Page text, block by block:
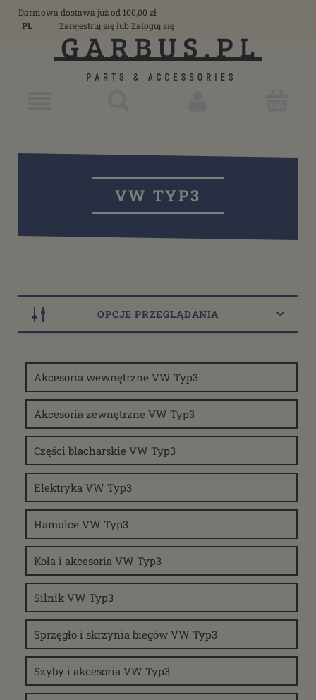
Darmowa dostawa już od 100,00 zł
PL
Zarejestruj sięlub Zaloguj się
VW TYP3
OPCJE PRZEGLĄDANIA
Dostępność
dostępny do 10 dni roboczych(1373)
dostępne: 1 szt.(188)
dostępne: 2 szt.(148)
dostępne: 3 szt.(93)
dostępne: 4 szt.(91)
więcej
Cena
od
do
Promocja
tak(246)
Akcesoria wewnętrzne VW Typ3
Akcesoria zewnętrzne VW Typ3
Części blacharskie VW Typ3
Elektryka VW Typ3
Hamulce VW Typ3
Koła i akcesoria VW Typ3
Silnik VW Typ3
Sprzęgło i skrzynia biegów VW Typ3
Szyby i akcesoria VW Typ3